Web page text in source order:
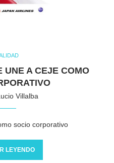
UNE A CEJE COMO
Villalba
socio corporativo
LEYENDO